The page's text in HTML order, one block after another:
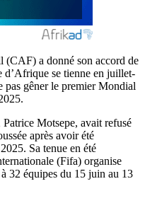
(CAF) a donné son accord de
se tienne en juillet-
pas gêner le premier Mondial
Motsepe, avait refusé
après avoir été
Sa tenue en été
(Fifa) organise
32 équipes du 15 juin au 13